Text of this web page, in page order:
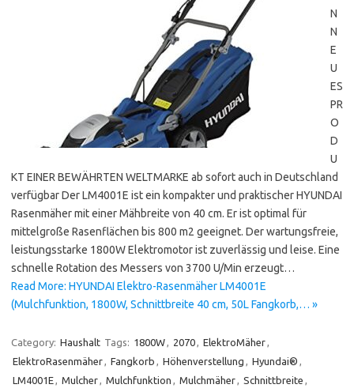
N
N
E
U
ES
PR
O
D
U
KT EINER BEWÄHRTEN WELTMARKE ab sofort auch in Deutschland
verfügbar Der LM4001E ist ein kompakter und praktischer HYUNDAI
Rasenmäher mit einer Mähbreite von 40 cm. Er ist optimal für
mittelgroße Rasenflächen bis 800 m2 geeignet. Der wartungsfreie,
leistungsstarke 1800W Elektromotor ist zuverlässig und leise. Eine
schnelle Rotation des Messers von 3700 U/Min erzeugt…
Read More: HYUNDAI Elektro-Rasenmäher LM4001E
(Mulchfunktion, 1800W, Schnittbreite 40 cm, 50L Fangkorb,… »
Category: Haushalt Tags: 1800W, 2070, ElektroMäher,
ElektroRasenmäher, Fangkorb , Höhenverstellung , Hyundai® ,
LM4001E, Mulcher, Mulchfunktion , Mulchmäher, Schnittbreite ,